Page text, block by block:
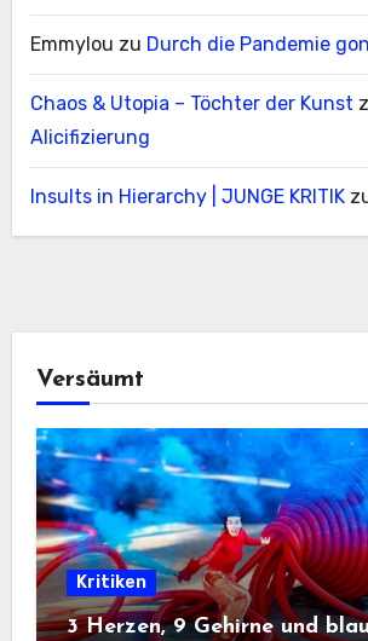
Emmylou zu Durch die Pandemie
Chaos & Utopia – Töchter der Kunst
Alicifizierung
Insults in Hierarchy | JUNGE KRITIK
Versäumt
Kritiken
3 Herzen, 9 Gehirne und